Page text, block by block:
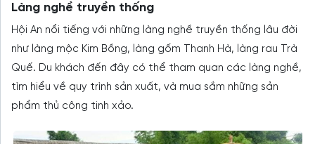
Làng nghề truyền thống
Hội An nổi tiếng với những làng nghề truyền thống lâu đời
như làng mộc Kim Bồng, làng gốm Thanh Hà, làng rau Trà
Quế. Du khách đến đây có thể tham quan các làng nghề,
tìm hiểu về quy trình sản xuất, và mua sắm những sản
phẩm thủ công tinh xảo.